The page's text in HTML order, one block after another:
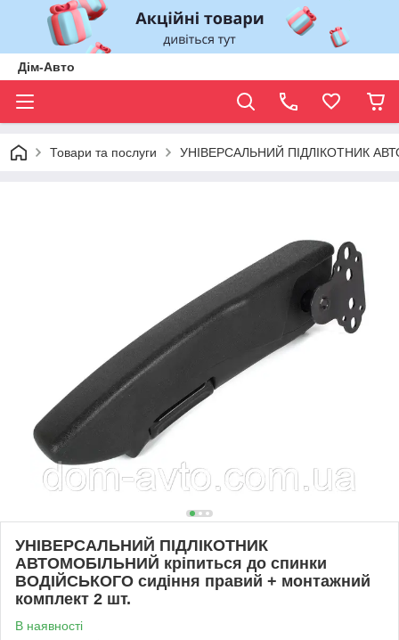
Дім-Авто
Товари та послуги УНІВЕРСАЛЬНИЙ ПІДЛІКОТНИК
УНІВЕРСАЛЬНИЙ ПІДЛІКОТНИК
АВТОМОБІЛЬНИЙ кріпиться до спинки
ВОДІЙСЬКОГО сидіння правий + монтажний
комплект 2 шт.
В наявності